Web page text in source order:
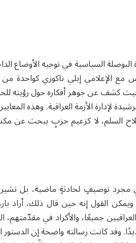
السياسية في توجيه الأوضاع
مع الإعلامي إيلي ناكوزي كواحدة من
حيث كشف عن جوهر أفكاره حول رؤيته
لإدارة الأزمة العراقية. وهذه
السلم، لا كزعيم حزبٍ يبحث عن
مجرد توصيفٍ لحادثةٍ ماضية، بل
القول إنه حين قال ذلك، أراد
جميعًا، والأكراد في مقدّمتهم،
وقد كانت رسالته واضحة إن الدستور